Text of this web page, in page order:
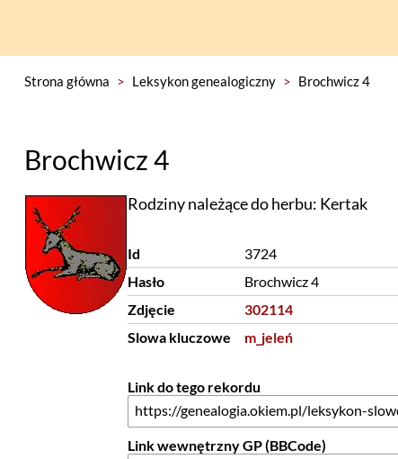
Strona główna > Leksykon genealogiczny > Brochwicz 4
Brochwicz 4
Rodziny należące do herbu: Kertak
Id
3724
Hasło
Brochwicz 4
Zdjęcie
302114
Slowa kluczowe
m_jeleń
Link do tego rekordu
Link wewnętrzny GP (BBCode)